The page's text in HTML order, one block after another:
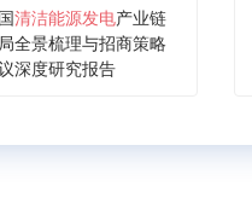
清洁能源发电产业链
全景梳理与招商策略
深度研究报告